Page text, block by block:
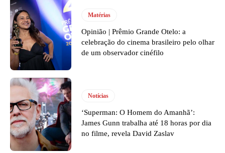
Matérias
Opinião | Prêmio Grande Otelo: a
celebração do cinema brasileiro pelo olhar
de um observador cinéfilo
Notícias
‘Superman: O Homem do Amanhã’:
James Gunn trabalha até 18 horas por dia
no filme, revela David Zaslav